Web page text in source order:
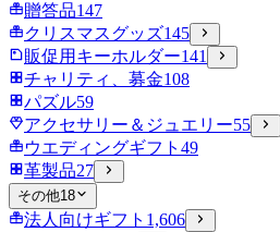
贈答品147
クリスマスグッズ145
販促用キーホルダー141
チャリティ、募金108
パズル59
アクセサリー＆ジュエリー55
ウエディングギフト 49
革製品27
その他18
法人向けギフト 1,606